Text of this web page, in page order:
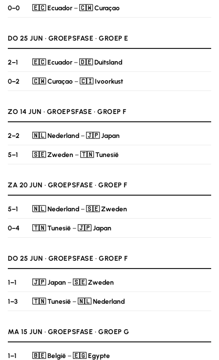
0–0 🇪🇨 Ecuador–🇨🇼 Curaçao
DO 25 JUN · GROEPSFASE · GROEP E
2–1 🇪🇨 Ecuador–🇩🇪 Duitsland
0–2 🇨🇼 Curaçao–🇨🇮 Ivoorkust
ZO 14 JUN · GROEPSFASE · GROEP F
2–2 🇳🇱 Nederland–🇯🇵 Japan
5–1 🇸🇪 Zweden –🇹🇳 Tunesië
ZA 20 JUN · GROEPSFASE · GROEP F
5–1 🇳🇱 Nederland–🇸🇪 Zweden
0–4 🇹🇳 Tunesië–🇯🇵 Japan
DO 25 JUN · GROEPSFASE · GROEP F
1–1 🇯🇵 Japan –🇸🇪 Zweden
1–3 🇹🇳 Tunesië–🇳🇱 Nederland
MA 15 JUN · GROEPSFASE · GROEP G
1–1 🇧🇪 België–🇪🇬 Egypte